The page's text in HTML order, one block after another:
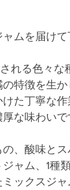
ムを届け
れる色々
特徴を生
た丁寧な
な味わいで
、酸味と
ャム、1種
ックスジ